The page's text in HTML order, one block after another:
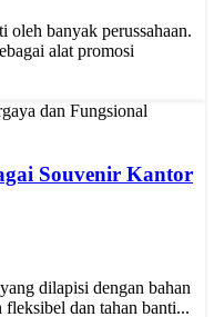
oleh banyak perussahaan.
alat promosi
Souvenir Kantor
dilapisi dengan bahan
dan tahan banti...